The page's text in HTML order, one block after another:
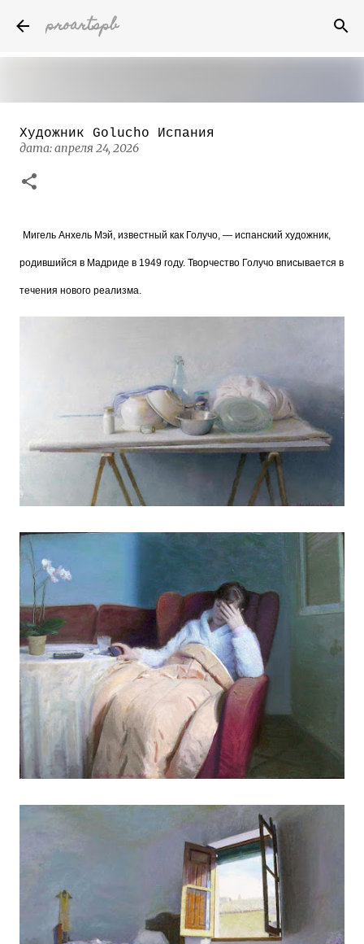
proartspb
Бумажные скульптуры канадского
художника Келвина Николса (Calvin
дата:
Художник Golucho Испания
дата:апреля 24, 2026
Мигель Анхель Мэй, известный как Голучо, — испанский художник,
родившийся в Мадриде в 1949 году. Творчество Голучо вписывается в
течения нового реализма.